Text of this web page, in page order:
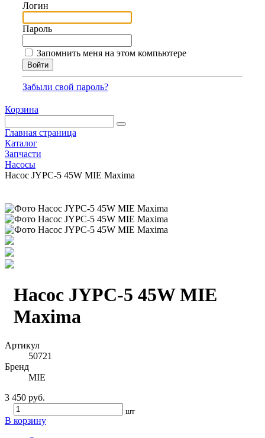
Логин
Пароль
Запомнить меня на этом компьютере
Забыли свой пароль?
Корзина
Главная страница
Каталог
Запчасти
Насосы
Насос JYPC-5 45W MIE Maxima
Насос JYPC-5 45W MIE
Maxima
Артикул
50721
Бренд
MIE
3 450 руб.
шт
В корзину